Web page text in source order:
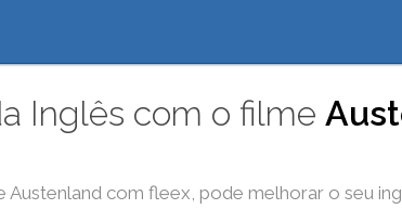
Inglês com o filme
Austenland comfleex, pode melhorar o seu